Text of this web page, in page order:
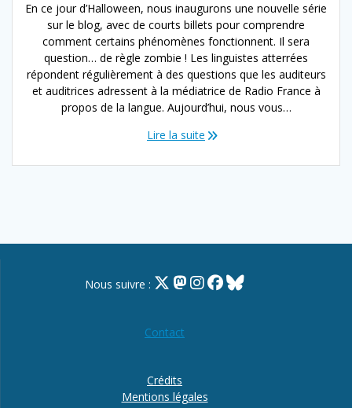
En ce jour d’Halloween, nous inaugurons une nouvelle série
sur le blog, avec de courts billets pour comprendre
comment certains phénomènes fonctionnent. Il sera
question… de règle zombie ! Les linguistes atterrées
répondent régulièrement à des questions que les auditeurs
et auditrices adressent à la médiatrice de Radio France à
propos de la langue. Aujourd’hui, nous vous…
Lire la suite
Nous suivre :
Contact
Crédits
Mentions légales